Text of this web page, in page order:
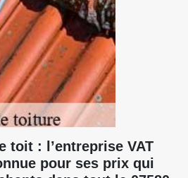
toit : l’entreprise VAT
pour ses prix qui